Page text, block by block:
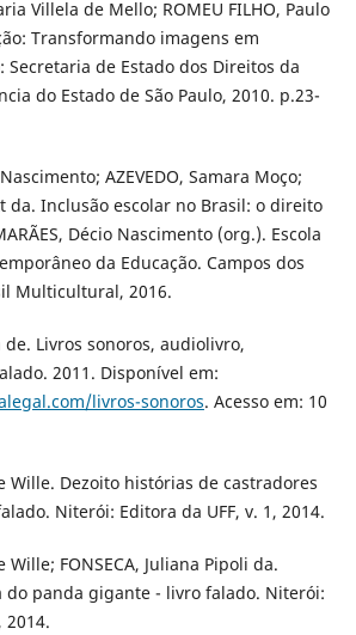
Villela de Mello; ROMEU FILHO, Paulo
Transformando imagens em
Secretaria de Estado dos Direitos da
do Estado de São Paulo, 2010. p.23-
AZEVEDO, Samara Moço;
da. Inclusão escolar no Brasil: o direito
Décio Nascimento (org.). Escola
da Educação. Campos dos
Multicultural, 2016.
de. Livros sonoros, audiolivro,
2011. Disponível em:
livros-sonoros. Acesso em: 10
Wille. Dezoito histórias de castradores
Niterói: Editora da UFF, v. 1, 2014.
Wille; FONSECA, Juliana Pipoli da.
do panda gigante - livro falado. Niterói:
2014.